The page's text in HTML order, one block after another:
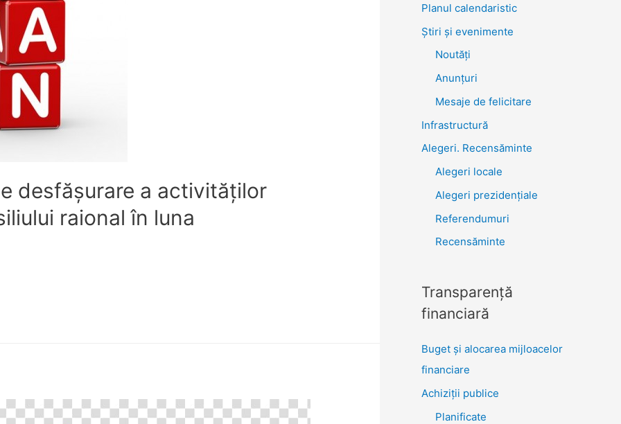
desfășurare a activităților
raional în luna
Planul calendaristic
Știri şi evenimente
Noutăţi
Anunţuri
Mesaje de felicitare
Infrastructură
Alegeri. Recensăminte
Alegeri locale
Alegeri prezidențiale
Referendumuri
Recensăminte
Transparenţă
financiară
Buget și alocarea mijloacelor
financiare
Achiziţii publice
Planificate